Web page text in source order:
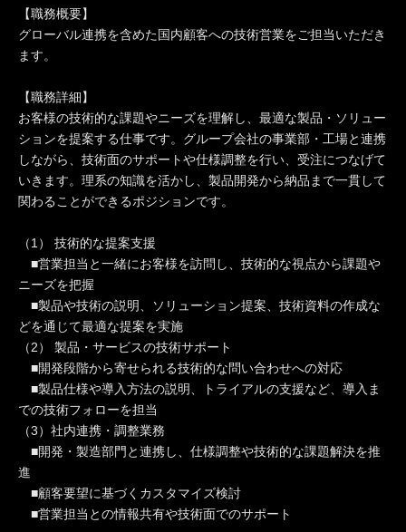
【職務概要】
グローバル連携を含めた国内顧客への技術営業をご担当いただき
ます。
【職務詳細】
お客様の技術的な課題やニーズを理解し、最適な製品・ソリュー
ションを提案する仕事です。グループ会社の事業部・工場と連携
しながら、技術面のサポートや仕様調整を行い、受注につなげて
いきます。理系の知識を活かし、製品開発から納品まで一貫して
関わることができるポジションです。
（1） 技術的な提案支援
■営業担当と一緒にお客様を訪問し、技術的な視点から課題や
ニーズを把握
■製品や技術の説明、ソリューション提案、技術資料の作成な
どを通じて最適な提案を実施
（2） 製品・サービスの技術サポート
■開発段階から寄せられる技術的な問い合わせへの対応
■製品仕様や導入方法の説明、トライアルの支援など、導入ま
での技術フォローを担当
（3）社内連携・調整業務
■開発・製造部門と連携し、仕様調整や技術的な課題解決を推
進
■顧客要望に基づくカスタマイズ検討
■営業担当との情報共有や技術面でのサポート